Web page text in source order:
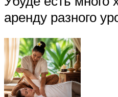
аренду разного